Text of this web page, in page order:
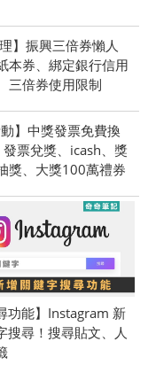
】振興三倍券懶人
本券、綁定銀行信用
三倍券使用限制
】中獎發票免費換
票兌獎、icash、獎
獎、大獎100萬禮券
功能】Instagram 新
搜尋！搜尋貼文、人